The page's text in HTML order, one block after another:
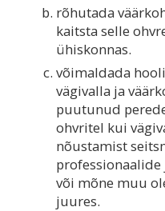
rõhutada
kaitsta selle
ühiskonnas.
võimaldada
vägivalla ja
puutunud
ohvritel kui
nõustamist
või mõne muu
juures.